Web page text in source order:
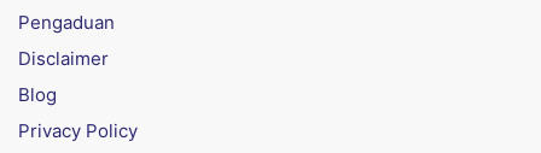
Pengaduan
Disclaimer
Blog
Privacy Policy